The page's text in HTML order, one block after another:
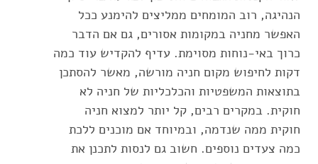
הנהיגה, רוב המומחים ממליצים להימנע ככל
האפשר מחניה במקומות אסורים, גם אם הדבר
כרוך באי-נוחות מסוימת. עדיף להקדיש עוד כמה
דקות לחיפוש מקום חניה מורשה, מאשר להסתכן
בתוצאות המשפטיות והכלכליות של חניה לא
חוקית. במקרים רבים, קל יותר למצוא חניה
חוקית ממה שנדמה, ובמיוחד אם מוכנים ללכת
כמה צעדים נוספים. חשוב גם לנסות לתכנן את